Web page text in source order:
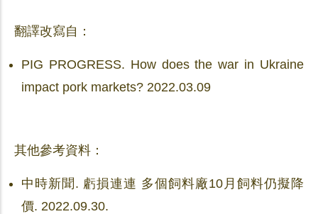
翻譯改寫自：
PIG PROGRESS. How does the war in Ukraine
impact pork markets? 2022.03.09
其他參考資料：
中時新聞. 虧損連連 多個飼料廠10月飼料仍擬降
價. 2022.09.30.